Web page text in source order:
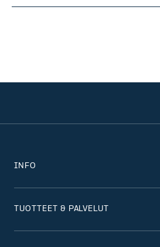
INFO
TUOTTEET & PALVELUT